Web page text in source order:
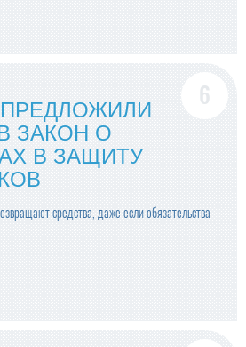
ЗАКОН О
В ЗАЩИТУ
средства, даже если обязательства